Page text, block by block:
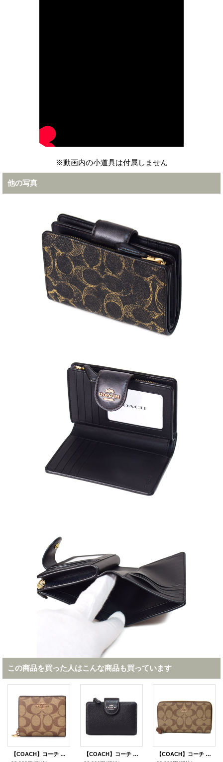
※動画内の小道具は付属しません
他の写真
この商品を買った人はこんな商品も買っています
【COACH】コーチ コーティングキャンバス スムースレザー シグネチャー ロゴチャーム スナップ ウォレット 二つ折り 財布 カーキレッドウッド（日本未発売）
【COACH】コーチ 財布 ぺブルレザー ロゴ ミディアム コーナー ジップ ウォレット 二つ折り財布 シルバー×ブラック（日本未発売）
【COACH】コーチ コーティングキャンバス シグネチャー ミディアム ジップ アラウンド ウォレット 財布 カーキ×サドル2（日本未発売）